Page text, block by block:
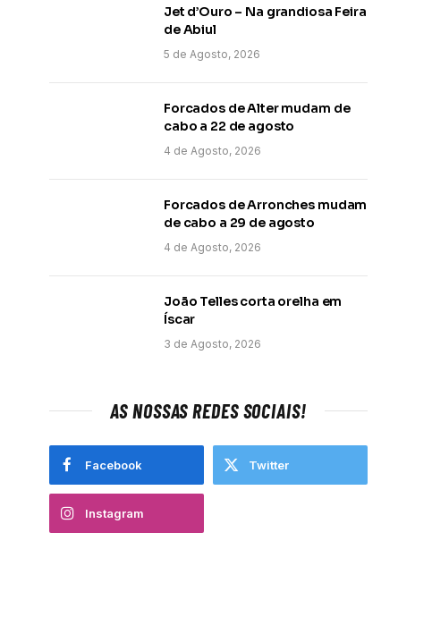
Jet d’Ouro – Na grandiosa Feira
de Abiul
5 de Agosto, 2026
Forcados de Alter mudam de
cabo a 22 de agosto
4 de Agosto, 2026
Forcados de Arronches mudam
de cabo a 29 de agosto
4 de Agosto, 2026
João Telles corta orelha em
Íscar
3 de Agosto, 2026
AS NOSSAS REDES SOCIAIS!
Facebook Twitter
Instagram